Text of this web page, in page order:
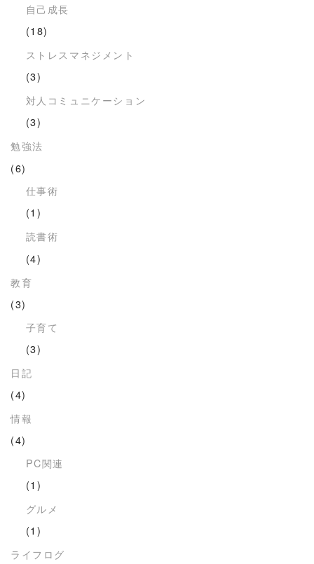
自己成長
(18)
ストレスマネジメント
(3)
対人コミュニケーション
(3)
勉強法
(6)
仕事術
(1)
読書術
(4)
教育
(3)
子育て
(3)
日記
(4)
情報
(4)
PC関連
(1)
グルメ
(1)
ライフログ